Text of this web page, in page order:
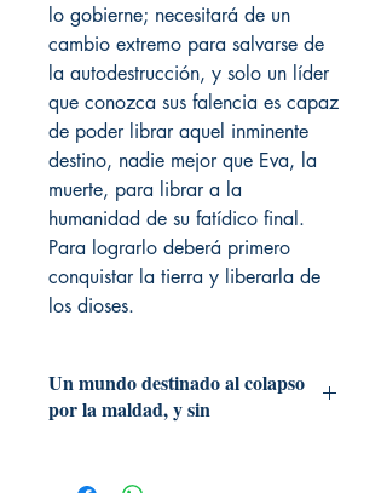
lo gobierne; necesitará de un
cambio extremo para salvarse de
la autodestrucción, y solo un líder
que conozca sus falencia es capaz
de poder librar aquel inminente
destino, nadie mejor que Eva, la
muerte, para librar a la
humanidad de su fatídico final.
Para lograrlo deberá primero
conquistar la tierra y liberarla de
los dioses.
Un mundo destinado al colapso
por la maldad, y sin
Editorial: Editorial Luna Nueva